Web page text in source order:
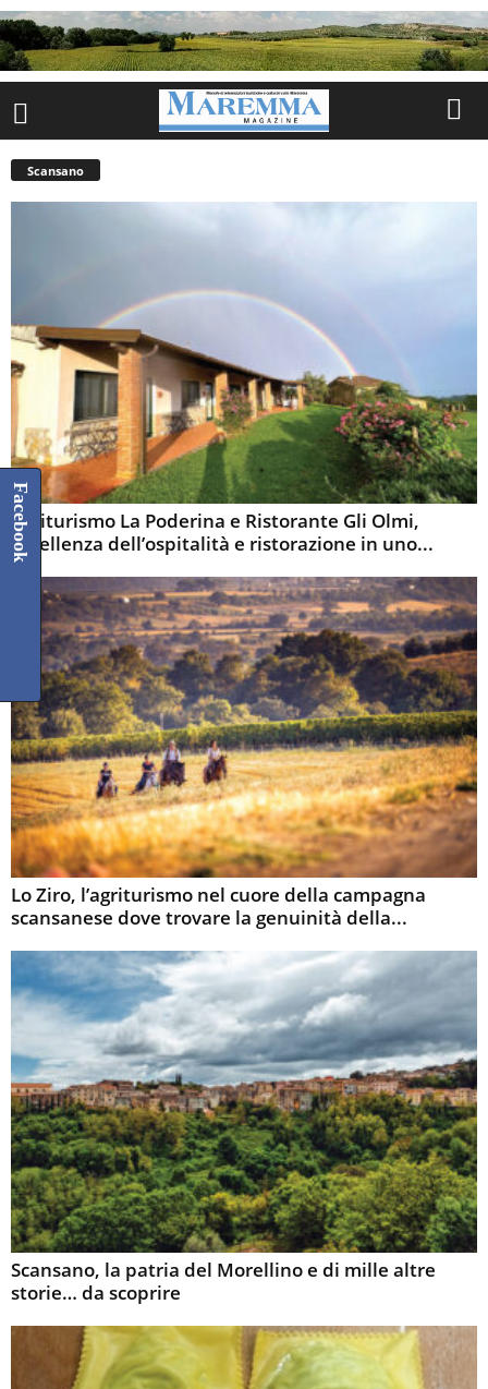
Scansano
Agriturismo La Poderina e Ristorante Gli Olmi,
eccellenza dell’ospitalità e ristorazione in uno...
Lo Ziro, l’agriturismo nel cuore della campagna
scansanese dove trovare la genuinità della...
Scansano, la patria del Morellino e di mille altre
storie… da scoprire
Facebook